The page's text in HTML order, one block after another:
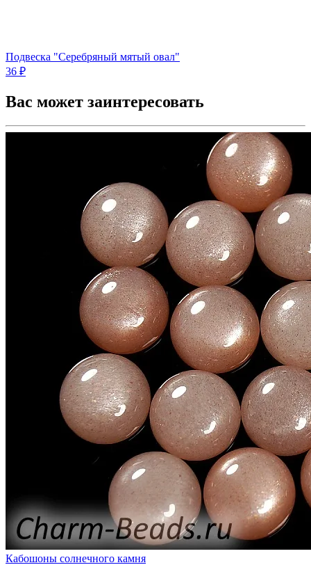
Подвеска "Серебряный мятый овал"
36 ₽
Вас может заинтересовать
Кабошоны солнечного камня